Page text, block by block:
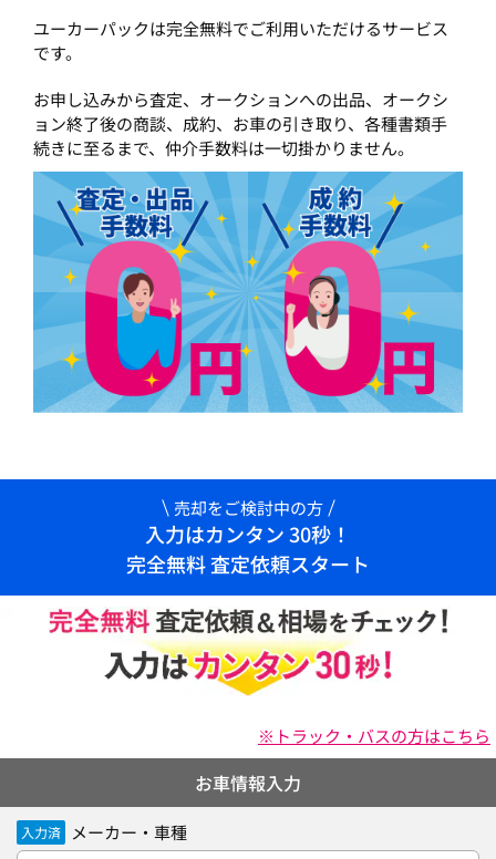
ユーカーパックは完全無料でご利用いただけるサービス
です。
お申し込みから査定、オークションへの出品、オークシ
ョン終了後の商談、成約、お車の引き取り、各種書類手
続きに至るまで、仲介手数料は一切掛かりません。
売却をご検討中の方
入力はカンタン 30秒！
完全無料 査定依頼スタート
※トラック・バスの方はこちら
お車情報入力
入力済 メーカー・車種